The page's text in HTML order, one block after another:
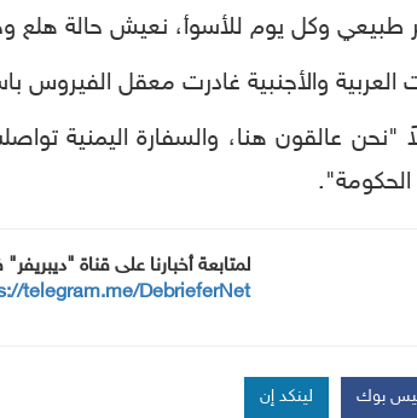
وكل يوم للأسوأ، نعيش حالة هلع
العربية والأجنبية غادرت معقل الفيروس
"نحن عالقون هنا، والسفارة اليمنية
الحكومة".
لمتابعة أخبارنا على قناة
telegram.me/DebrieferNet
بوك لينكد إن